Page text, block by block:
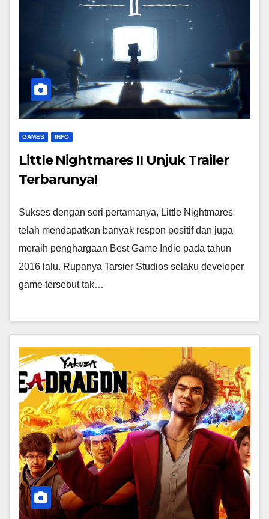
GAMES INFO
Little Nightmares II Unjuk Trailer
Terbarunya!
Sukses dengan seri pertamanya, Little Nightmares
telah mendapatkan banyak respon positif dan juga
meraih penghargaan Best Game Indie pada tahun
2016 lalu. Rupanya Tarsier Studios selaku developer
game tersebut tak…